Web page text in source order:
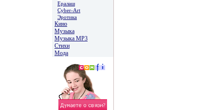
Ералаш
Cyber-Art
Эротика
Кино
Музыка
Музыка MP3
Стихи
Мода